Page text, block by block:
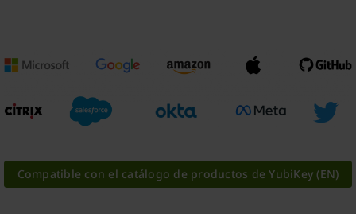
Compatible con el catálogo de productos de YubiKey (EN)